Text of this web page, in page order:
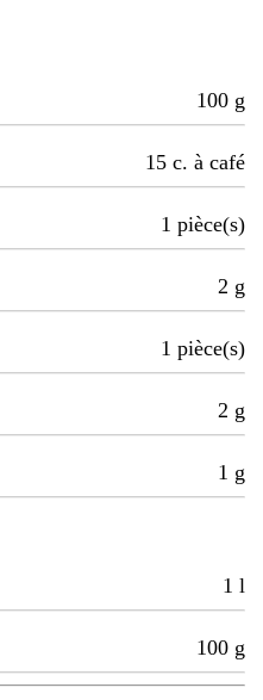
100 g
15 c. à café
1 pièce(s)
2 g
1 pièce(s)
2 g
1 g
1 l
100 g